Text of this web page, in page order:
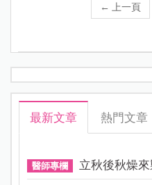
← 上一頁
最新文章 熱門文章
醫師專欄 立秋後秋燥